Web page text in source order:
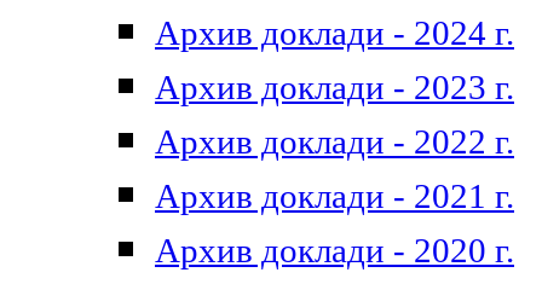
Архив доклади - 2024 г.
Архив доклади - 2023 г.
Архив доклади - 2022 г.
Архив доклади - 2021 г.
Архив доклади - 2020 г.